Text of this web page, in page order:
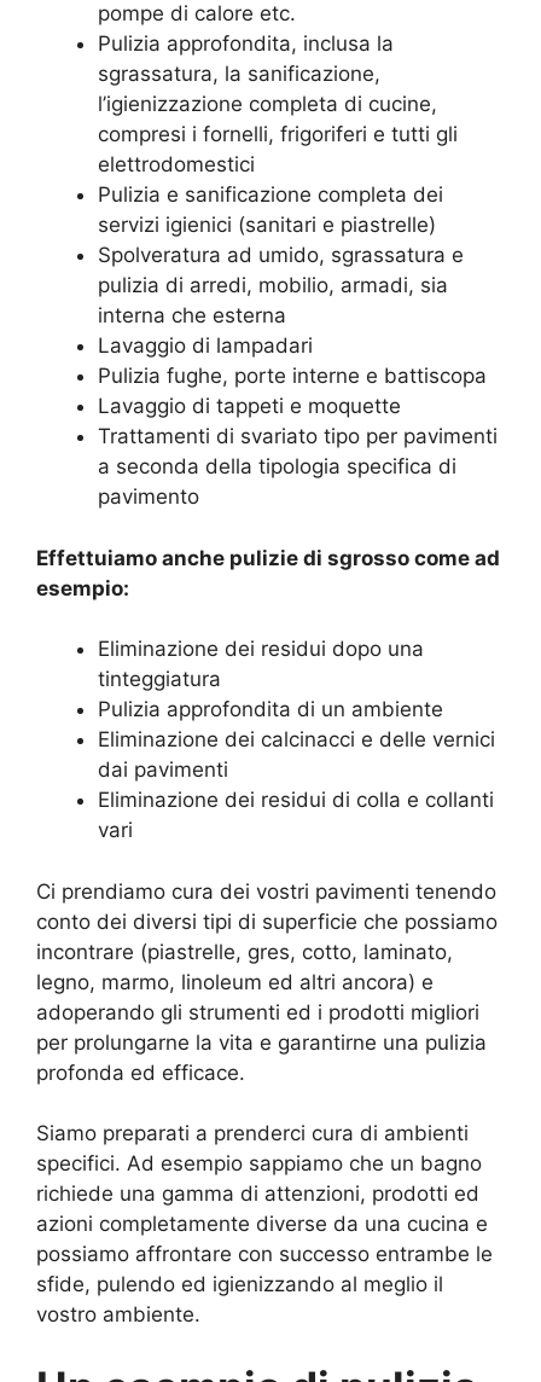
pompe di calore etc.
Pulizia approfondita, inclusa la
sgrassatura, la sanificazione,
l’igienizzazione completa di cucine,
compresi i fornelli, frigoriferi e tutti gli
elettrodomestici
Pulizia e sanificazione completa dei
servizi igienici (sanitari e piastrelle)
Spolveratura ad umido, sgrassatura e
pulizia di arredi, mobilio, armadi, sia
interna che esterna
Lavaggio di lampadari
Pulizia fughe, porte interne e battiscopa
Lavaggio di tappeti e moquette
Trattamenti di svariato tipo per pavimenti
a seconda della tipologia specifica di
pavimento
Effettuiamo anche pulizie di sgrosso come ad
esempio:
Eliminazione dei residui dopo una
tinteggiatura
Pulizia approfondita di un ambiente
Eliminazione dei calcinacci e delle vernici
dai pavimenti
Eliminazione dei residui di colla e collanti
vari
Ci prendiamo cura dei vostri pavimenti tenendo
conto dei diversi tipi di superficie che possiamo
incontrare (piastrelle, gres, cotto, laminato,
legno, marmo, linoleum ed altri ancora) e
adoperando gli strumenti ed i prodotti migliori
per prolungarne la vita e garantirne una pulizia
profonda ed efficace.
Siamo preparati a prenderci cura di ambienti
specifici. Ad esempio sappiamo che un bagno
richiede una gamma di attenzioni, prodotti ed
azioni completamente diverse da una cucina e
possiamo affrontare con successo entrambe le
sfide, pulendo ed igienizzando al meglio il
vostro ambiente.